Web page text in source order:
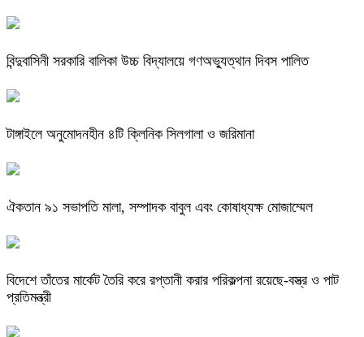
বিন্দুবাসিনী সরকারি বালিকা উচ্চ বিদ্যালয়ে গণঅভ্যুত্থান দিবস পালিত
টাঙ্গাইলে অনুমোদনহীন ৪টি ক্লিনিক সিলগালা ও জরিমানা
ঐকতান ৯১ সভাপতি মালা, সম্পাদক বাবুল এবং কোষাধ্যক্ষ মোজাম্মেল
বিদেশে তাঁতের মার্কেট তৈরি করে রপ্তানী করার পরিকল্পনা রয়েছে-বস্ত্র ও পাট
প্রতিমন্ত্রী